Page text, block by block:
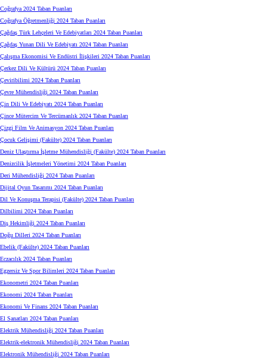
Coğrafya 2024 Taban Puanları
Coğrafya Öğretmenliği 2024 Taban Puanları
Çağdaş Türk Lehçeleri Ve Edebiyatları 2024 Taban Puanları
Çağdaş Yunan Dili Ve Edebiyatı 2024 Taban Puanları
Çalışma Ekonomisi Ve Endüstri İlişkileri 2024 Taban Puanları
Çerkez Dili Ve Kültürü 2024 Taban Puanları
Çeviribilimi 2024 Taban Puanları
Çevre Mühendisliği 2024 Taban Puanları
Çin Dili Ve Edebiyatı 2024 Taban Puanları
Çince Mütercim Ve Tercümanlık 2024 Taban Puanları
Çizgi Film Ve Animasyon 2024 Taban Puanları
Çocuk Gelişimi (Fakülte) 2024 Taban Puanları
Deniz Ulaştırma İşletme Mühendisliği (Fakülte) 2024 Taban Puanları
Denizcilik İşletmeleri Yönetimi 2024 Taban Puanları
Deri Mühendisliği 2024 Taban Puanları
Dijital Oyun Tasarımı 2024 Taban Puanları
Dil Ve Konuşma Terapisi (Fakülte) 2024 Taban Puanları
Dilbilimi 2024 Taban Puanları
Diş Hekimliği 2024 Taban Puanları
Doğu Dilleri 2024 Taban Puanları
Ebelik (Fakülte) 2024 Taban Puanları
Eczacılık 2024 Taban Puanları
Egzersiz Ve Spor Bilimleri 2024 Taban Puanları
Ekonometri 2024 Taban Puanları
Ekonomi 2024 Taban Puanları
Ekonomi Ve Finans 2024 Taban Puanları
El Sanatları 2024 Taban Puanları
Elektrik Mühendisliği 2024 Taban Puanları
Elektrik-elektronik Mühendisliği 2024 Taban Puanları
Elektronik Mühendisliği 2024 Taban Puanları